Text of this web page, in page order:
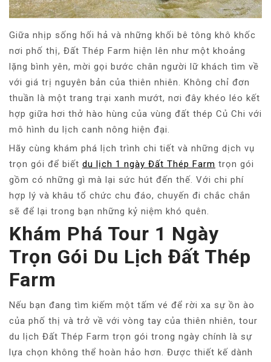
Giữa nhịp sống hối hả và những khối bê tông khô khốc
nơi phố thị, Đất Thép Farm hiện lên như một khoảng
lặng bình yên, mời gọi bước chân người lữ khách tìm về
với giá trị nguyên bản của thiên nhiên. Không chỉ đơn
thuần là một trang trại xanh mướt, nơi đây khéo léo kết
hợp giữa hơi thở hào hùng của vùng đất thép Củ Chi với
mô hình du lịch canh nông hiện đại.
Hãy cùng khám phá lịch trình chi tiết và những dịch vụ
trọn gói để biết du lịch 1 ngày Đất Thép Farm trọn gói
gồm có những gì mà lại sức hút đến thế. Với chi phí
hợp lý và khâu tổ chức chu đáo, chuyến đi chắc chắn
sẽ để lại trong bạn những kỷ niệm khó quên.
Khám Phá Tour 1 Ngày
Trọn Gói Du Lịch Đất Thép
Farm
Nếu bạn đang tìm kiếm một tấm vé để rời xa sự ồn ào
của phố thị và trở về với vòng tay của thiên nhiên, tour
du lịch Đất Thép Farm trọn gói trong ngày chính là sự
lựa chọn không thể hoàn hảo hơn. Được thiết kế dành